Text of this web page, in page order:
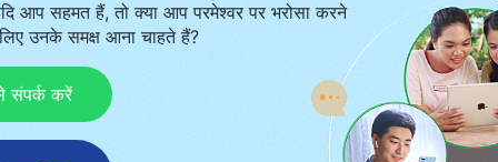
आप सहमत हैं, तो क्या आप परमेश्वर पर भरोसा करने
उनके समक्ष आना चाहते हैं?
संपर्क करें